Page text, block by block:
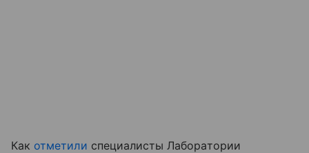
Как отметили специалисты Лаборатории